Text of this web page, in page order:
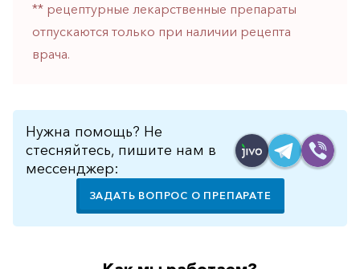
** рецептурные лекарственные препараты
отпускаются только при наличии рецепта
врача.
Нужна помощь? Не
стесняйтесь, пишите нам в
мессенджер:
ЗАДАТЬ ВОПРОС О ПРЕПАРАТЕ